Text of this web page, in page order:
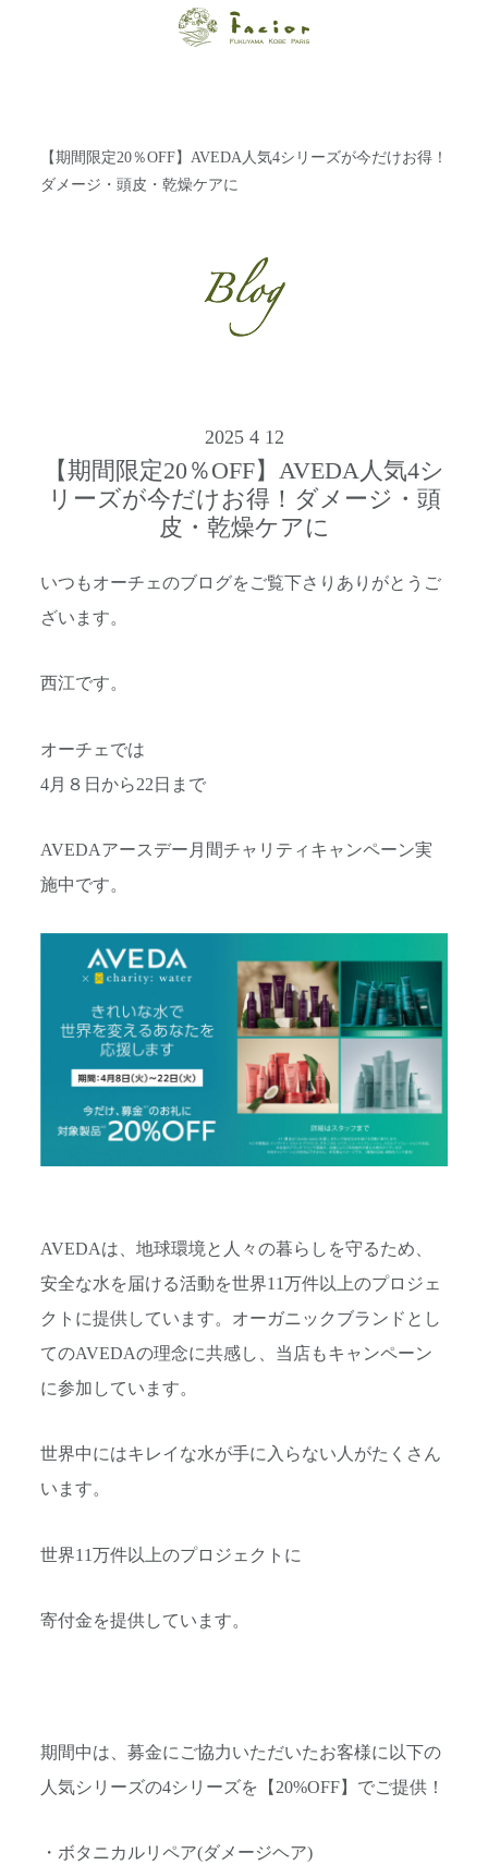
ン ファシオー
ルは、 内面から
ルでご提案しま
す。
【期間限定20％OFF】AVEDA人気4シリーズが今だけお得！
ダメージ・頭皮・乾燥ケアに
2025 4 12
【期間限定20％OFF】AVEDA人気4シ
リーズが今だけお得！ダメージ・頭
皮・乾燥ケアに
いつもオーチェのブログをご覧下さりありがとうご
ざいます。
西江です。
オーチェでは
4月８日から22日まで
AVEDAアースデー月間チャリティキャンペーン実
施中です。
AVEDAは、地球環境と人々の暮らしを守るため、
安全な水を届ける活動を世界11万件以上のプロジェ
クトに提供しています。オーガニックブランドとし
てのAVEDAの理念に共感し、当店もキャンペーン
に参加しています。
世界中にはキレイな水が手に入らない人がたくさん
います。
世界11万件以上のプロジェクトに
寄付金を提供しています。
期間中は、募金にご協力いただいたお客様に以下の
人気シリーズの4シリーズを【20%OFF】でご提供！
・ボタニカルリペア(ダメージヘア)